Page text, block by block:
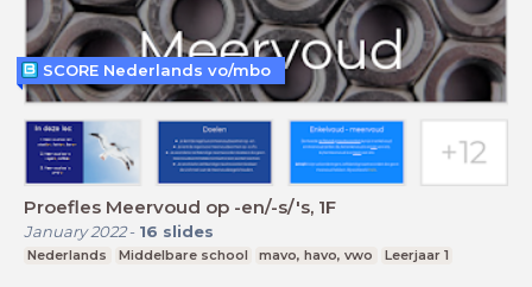
Proefles Meervoud op -en/-s/'s, 1F
January 2022- 16 slides
Nederlands Middelbare school mavo, havo, vwo Leerjaar 1
SCORE Nederlands vo/mbo